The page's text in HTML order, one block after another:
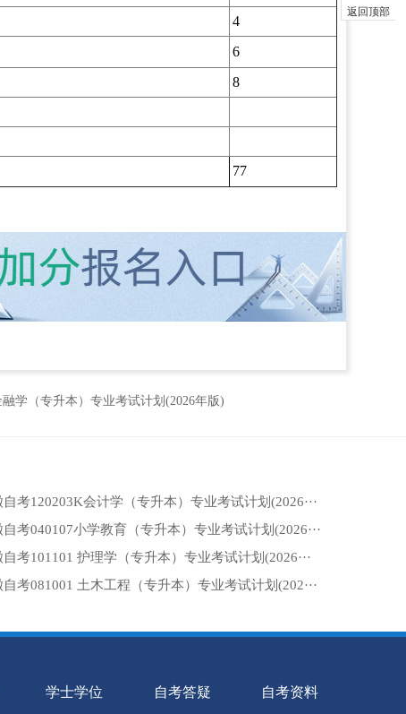
4
6
8
77
学（专升本）专业考试计划(2026年版)
自考120203K会计学（专升本）专业考试计划(2026···
考040107小学教育（专升本）专业考试计划(2026···
考101101 护理学（专升本）专业考试计划(2026···
考081001 土木工程（专升本）专业考试计划(202···
学士学位 自考答疑 自考资料
返回顶部